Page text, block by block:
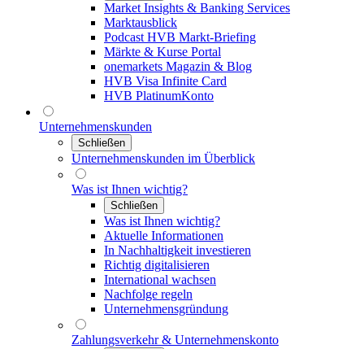
Market Insights & Banking Services
Marktausblick
Podcast HVB Markt-Briefing
Märkte & Kurse Portal
onemarkets Magazin & Blog
HVB Visa Infinite Card
HVB PlatinumKonto
Unternehmenskunden
Schließen
Unternehmenskunden im Überblick
Was ist Ihnen wichtig?
Schließen
Was ist Ihnen wichtig?
Aktuelle Informationen
In Nachhaltigkeit investieren
Richtig digitalisieren
International wachsen
Nachfolge regeln
Unternehmensgründung
Zahlungsverkehr & Unternehmenskonto